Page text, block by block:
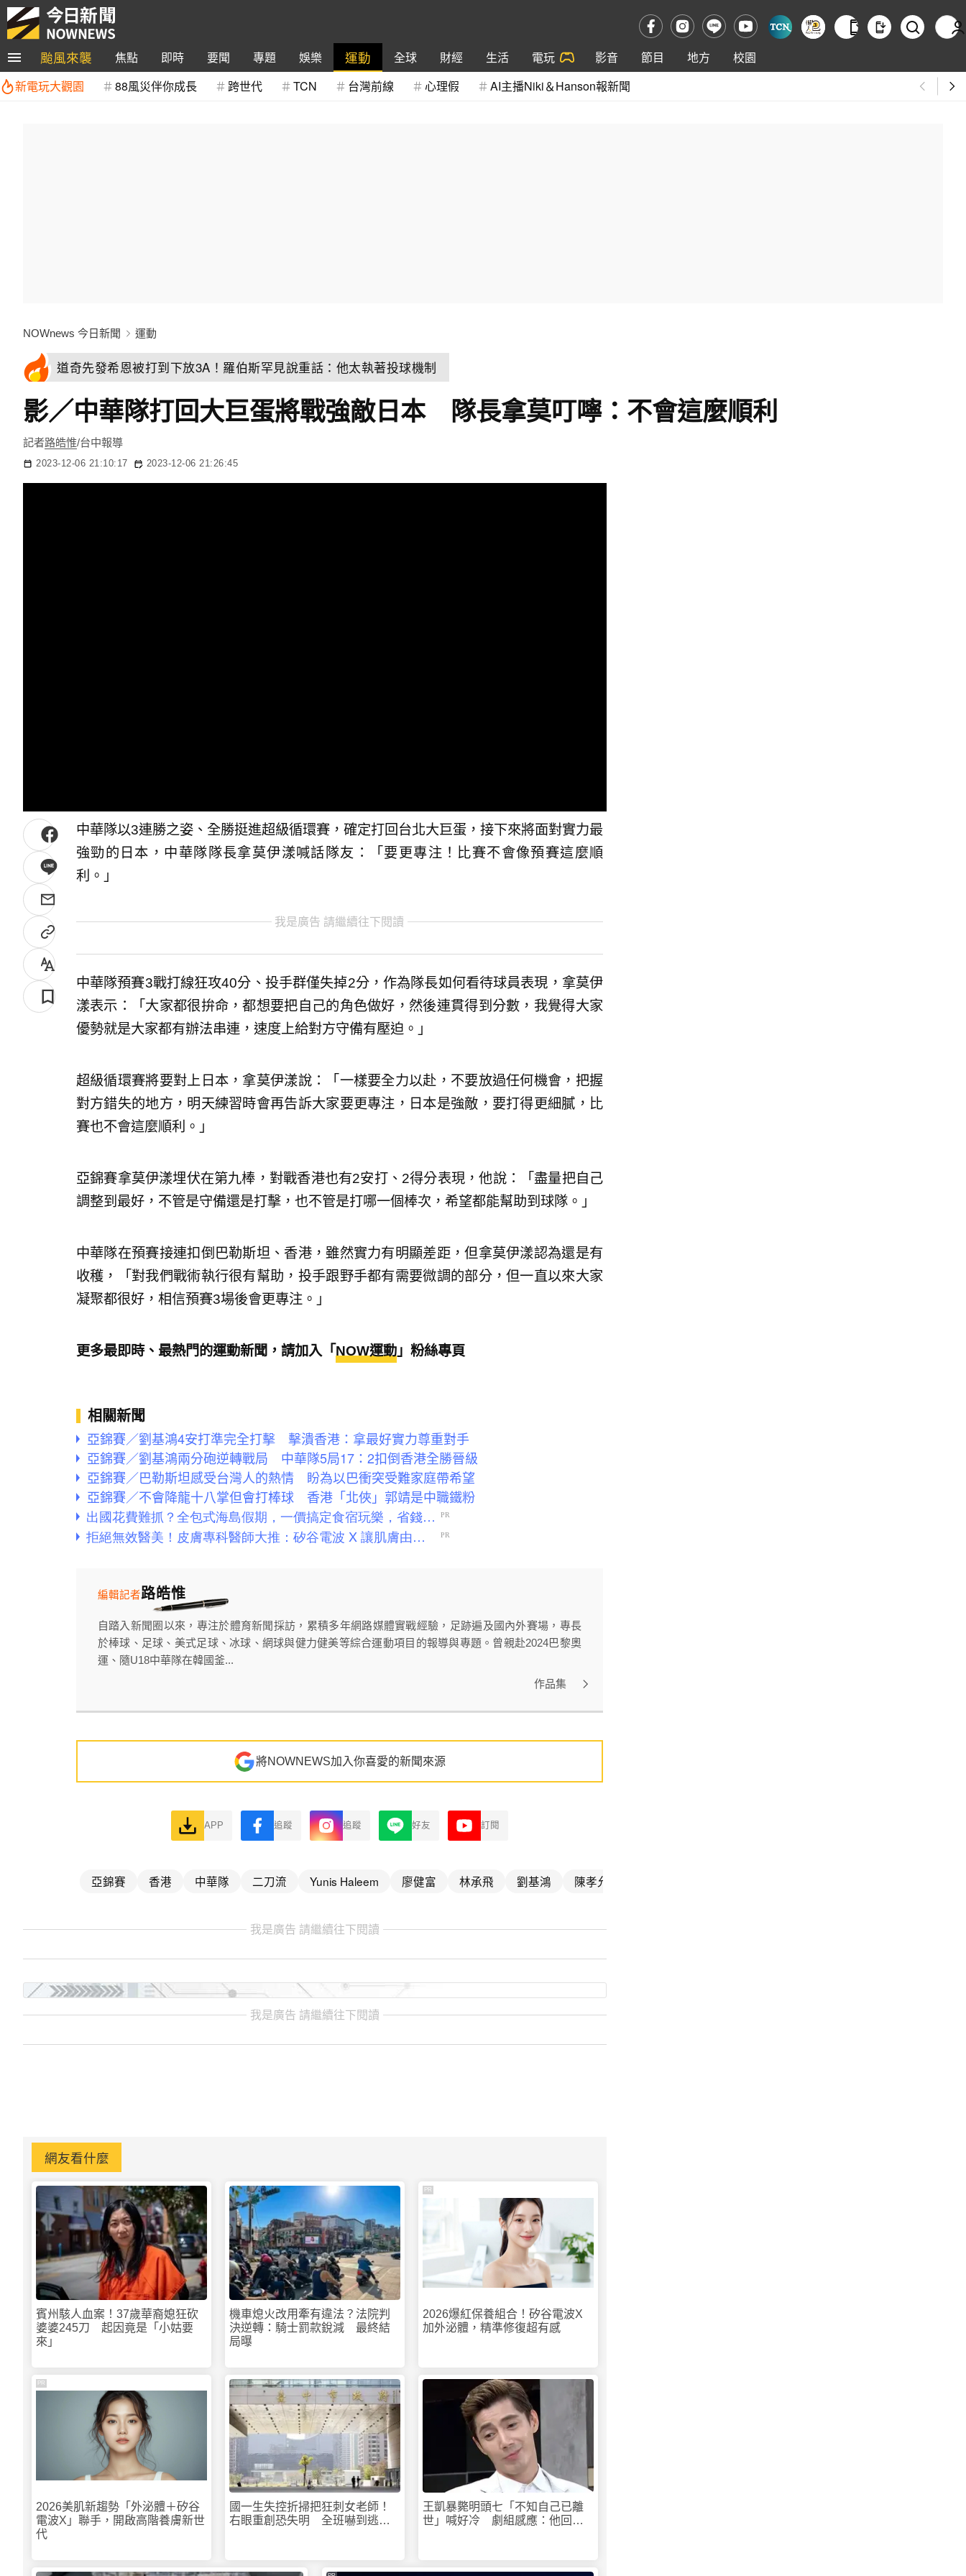
颱風來襲 焦點 即時 要聞 專題 娛樂 運動 全球 財經 生活 電玩 影音 節目 地方
校園
新電玩大觀園
88風災伴你成長 跨世代 TCN 台灣前線 心理假 AI主播Niki＆Hanson報新聞
NOWnews 今日新聞 運動
道奇先發希恩被打到下放3A！羅伯斯罕見說重話：他太執著投球機制
影／中華隊打回大巨蛋將戰強敵日本 隊長拿莫叮嚀：不會這麼順利
記者路皓惟/台中報導
2023-12-06 21:10:17 2023-12-06 21:26:45
中華隊以3連勝之姿、全勝挺進超級循環賽，確定打回台北大巨蛋，接下來將面對實力最
強勁的日本，中華隊隊長拿莫伊漾喊話隊友：「要更專注！比賽不會像預賽這麼順
利。」
我是廣告 請繼續往下閱讀
中華隊預賽3戰打線狂攻40分、投手群僅失掉2分，作為隊長如何看待球員表現，拿莫伊
漾表示：「大家都很拚命，都想要把自己的角色做好，然後連貫得到分數，我覺得大家
優勢就是大家都有辦法串連，速度上給對方守備有壓迫。」
超級循環賽將要對上日本，拿莫伊漾說：「一樣要全力以赴，不要放過任何機會，把握
對方錯失的地方，明天練習時會再告訴大家要更專注，日本是強敵，要打得更細膩，比
賽也不會這麼順利。」
亞錦賽拿莫伊漾埋伏在第九棒，對戰香港也有2安打、2得分表現，他說：「盡量把自己
調整到最好，不管是守備還是打擊，也不管是打哪一個棒次，希望都能幫助到球隊。」
中華隊在預賽接連扣倒巴勒斯坦、香港，雖然實力有明顯差距，但拿莫伊漾認為還是有
收穫，「對我們戰術執行很有幫助，投手跟野手都有需要微調的部分，但一直以來大家
凝聚都很好，相信預賽3場後會更專注。」
更多最即時、最熱門的運動新聞，請加入「 NOW運動」粉絲專頁
相關新聞
亞錦賽／劉基鴻4安打準完全打擊 擊潰香港：拿最好實力尊重對手
亞錦賽／劉基鴻兩分砲逆轉戰局 中華隊5局17：2扣倒香港全勝晉級
亞錦賽／巴勒斯坦感受台灣人的熱情 盼為以巴衝突受難家庭帶希望
亞錦賽／不會降龍十八掌但會打棒球 香港「北俠」郭靖是中職鐵粉
路皓惟
編輯記者
自踏入新聞圈以來，專注於體育新聞採訪，累積多年網路媒體實戰經驗，足跡遍及國內外賽場，專長
於棒球、足球、美式足球、冰球、網球與健力健美等綜合運動項目的報導與專題。曾親赴2024巴黎奧
運、隨U18中華隊在韓國釜...
作品集
將NOWNEWS加入你喜愛的新聞來源
APP 追蹤 追蹤 好友 訂閱
亞錦賽 香港 中華隊 二刀流 Yunis Haleem 廖健富 林承飛 劉基鴻 陳孝允
我是廣告 請繼續往下閱讀
我是廣告 請繼續往下閱讀
網友看什麼
賓州駭人血案！37歲華裔媳狂砍
婆婆245刀 起因竟是「小姑要
來」
機車熄火改用牽有違法？法院判
決逆轉：騎士罰款銳減 最終結
局曝
2026爆紅保養組合！矽谷電波X
加外泌體，精準修復超有感
PR
2026美肌新趨勢「外泌體＋矽谷
電波X」聯手，開啟高階養膚新世
代
PR
國一生失控折掃把狂刺女老師！
右眼重創恐失明 全班嚇到逃出
王凱暴斃明頭七「不知自己已離
世」喊好冷 劇組感應：他回來